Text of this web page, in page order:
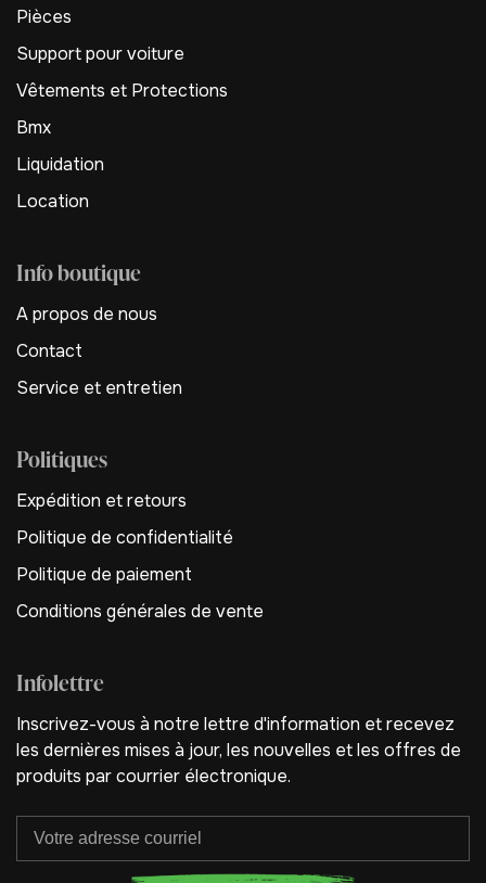
Pièces
Support pour voiture
Vêtements et Protections
Bmx
Liquidation
Location
Info boutique
A propos de nous
Contact
Service et entretien
Politiques
Expédition et retours
Politique de confidentialité
Politique de paiement
Conditions générales de vente
Infolettre
Inscrivez-vous à notre lettre d'information et recevez
les dernières mises à jour, les nouvelles et les offres de
produits par courrier électronique.